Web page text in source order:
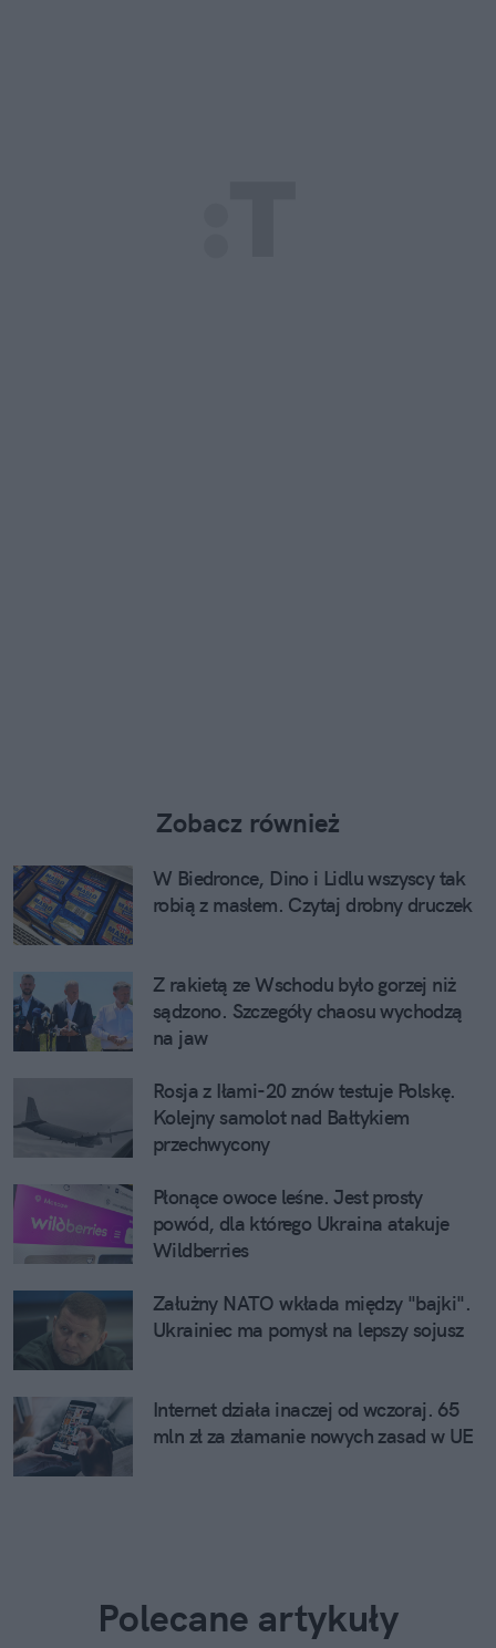
Zobacz również
W Biedronce, Dino i Lidlu wszyscy tak
robią z masłem. Czytaj drobny druczek
Z rakietą ze Wschodu było gorzej niż
sądzono. Szczegóły chaosu wychodzą
na jaw
Rosja z Iłami-20 znów testuje Polskę.
Kolejny samolot nad Bałtykiem
przechwycony
Płonące owoce leśne. Jest prosty
powód, dla którego Ukraina atakuje
Wildberries
Załużny NATO wkłada między "bajki".
Ukrainiec ma pomysł na lepszy sojusz
Internet działa inaczej od wczoraj. 65
mln zł za złamanie nowych zasad w UE
Polecane artykuły